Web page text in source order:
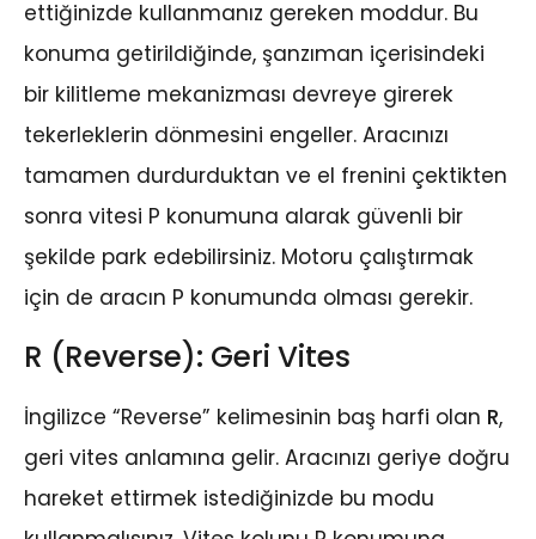
ettiğinizde kullanmanız gereken moddur. Bu
konuma getirildiğinde, şanzıman içerisindeki
bir kilitleme mekanizması devreye girerek
tekerleklerin dönmesini engeller. Aracınızı
tamamen durdurduktan ve el frenini çektikten
sonra vitesi P konumuna alarak güvenli bir
şekilde park edebilirsiniz. Motoru çalıştırmak
için de aracın P konumunda olması gerekir.
R (Reverse): Geri Vites
İngilizce “Reverse” kelimesinin baş harfi olan R,
geri vites anlamına gelir. Aracınızı geriye doğru
hareket ettirmek istediğinizde bu modu